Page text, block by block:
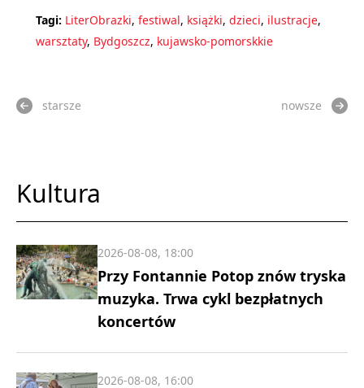
Tagi: LiterObrazki, festiwal, książki, dzieci, ilustracje,
warsztaty, Bydgoszcz, kujawsko-pomorskkie
starsze nowsze
Kultura
Przy Fontannie Potop znów tryska
muzyka. Trwa cykl bezpłatnych
koncertów
2026-08-08, 18:00
2026-08-08, 16:00